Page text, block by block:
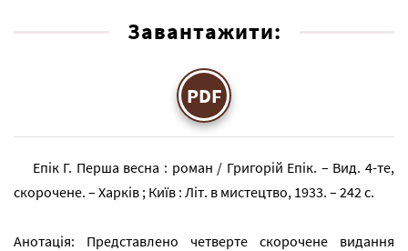
Завантажити:
PDF
Епік Г. Перша весна : роман / Григорій Епік. – Вид. 4-те,
скорочене. – Харків ; Київ : Літ. в мистецтво, 1933. – 242 с.
Анотація: Представлено четверте скорочене видання